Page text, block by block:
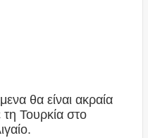
θα είναι ακραία
Τουρκία στο